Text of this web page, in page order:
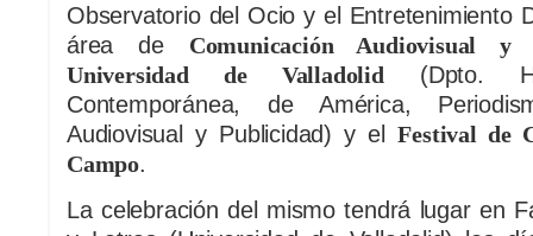
Observatorio del Ocio y el Entretenimiento
área de Comunicación Audiovisual
Universidad de Valladolid (Dpto.
Contemporánea, de América,
Audiovisual y Publicidad) y elFestival de
Campo.
La celebración del mismo tendrá lugar en